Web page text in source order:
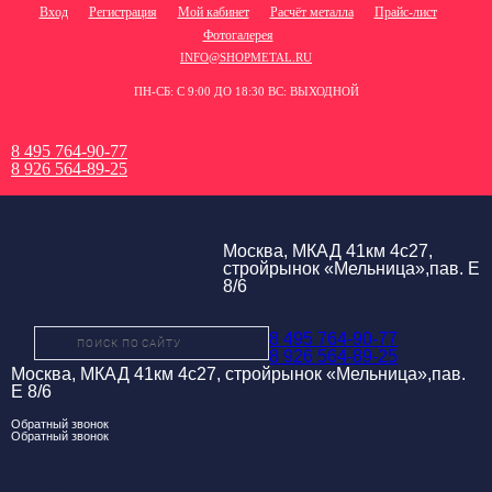
Вход Регистрация Мой кабинет Расчёт металла
Прайс-лист
Фотогалерея
INFO@SHOPMETAL.RU
ПН-СБ: С 9:00 ДО 18:30 ВС: ВЫХОДНОЙ
8 495 764-90-77
8 926 564-89-25
Москва, МКАД 41км 4с27,
стройрынок «Мельница»,пав. Е
8/6
8 495 764-90-77
8 926 564-89-25
Москва, МКАД 41км 4с27, стройрынок «Мельница»,пав.
Е 8/6
Обратный звонок
Обратный звонок